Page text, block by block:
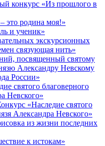
конкурс «Из прошлого в
это родина моя!»
и ученик»
экскурсионных
связующая нить»
посвященный святому
Александру Невскому
России»
святого благоверного
Невского»
«Наследие святого
Александра Невского»
из жизни последних
к истокам»